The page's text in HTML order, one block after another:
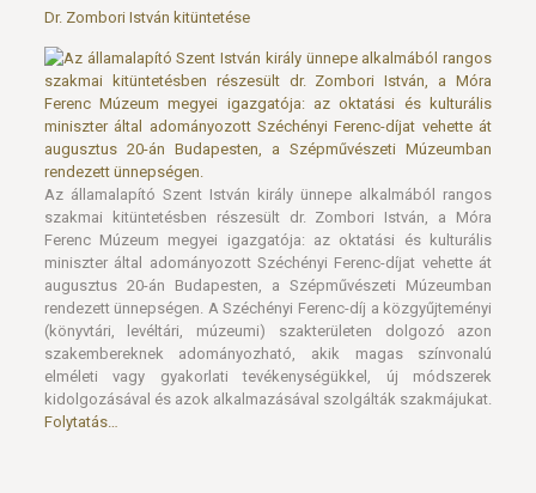
Dr. Zombori István kitüntetése
Az államalapító Szent István király ünnepe alkalmából rangos
szakmai kitüntetésben részesült dr. Zombori István, a Móra
Ferenc Múzeum megyei igazgatója: az oktatási és kulturális
miniszter által adományozott Széchényi Ferenc-díjat vehette át
augusztus 20-án Budapesten, a Szépművészeti Múzeumban
rendezett ünnepségen. A Széchényi Ferenc-díj a közgyűjteményi
(könyvtári, levéltári, múzeumi) szakterületen dolgozó azon
szakembereknek adományozható, akik magas színvonalú
elméleti vagy gyakorlati tevékenységükkel, új módszerek
kidolgozásával és azok alkalmazásával szolgálták szakmájukat.
Folytatás…